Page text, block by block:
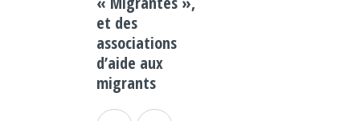
et des
associations
d’aide aux
migrants